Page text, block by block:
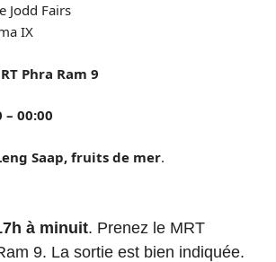
Jodd Fairs
IX
Phra Ram 9
– 00:00
Saap, fruits de mer.
à minuit. Prenez le MRT
9. La sortie est bien indiquée.